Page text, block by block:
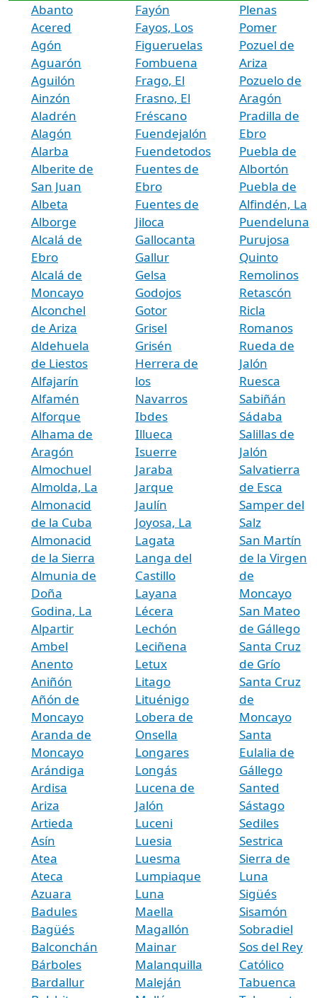
Abanto
Acered
Agón
Aguarón
Aguilón
Ainzón
Aladrén
Alagón
Alarba
Alberite de
San Juan
Albeta
Alborge
Alcalá de
Ebro
Alcalá de
Moncayo
Alconchel
de Ariza
Aldehuela
de Liestos
Alfajarín
Alfamén
Alforque
Alhama de
Aragón
Almochuel
Almolda, La
Almonacid
de la Cuba
Almonacid
de la Sierra
Almunia de
Doña
Godina, La
Alpartir
Ambel
Anento
Aniñón
Añón de
Moncayo
Aranda de
Moncayo
Arándiga
Ardisa
Ariza
Artieda
Asín
Atea
Ateca
Azuara
Badules
Bagüés
Balconchán
Bárboles
Bardallur
Fayón
Fayos, Los
Figueruelas
Fombuena
Frago, El
Frasno, El
Fréscano
Fuendejalón
Fuendetodos
Fuentes de
Ebro
Fuentes de
Jiloca
Gallocanta
Gallur
Gelsa
Godojos
Gotor
Grisel
Grisén
Herrera de
los
Navarros
Ibdes
Illueca
Isuerre
Jaraba
Jarque
Jaulín
Joyosa, La
Lagata
Langa del
Castillo
Layana
Lécera
Lechón
Leciñena
Letux
Litago
Lituénigo
Lobera de
Onsella
Longares
Longás
Lucena de
Jalón
Luceni
Luesia
Luesma
Lumpiaque
Luna
Maella
Magallón
Mainar
Malanquilla
Maleján
Plenas
Pomer
Pozuel de
Ariza
Pozuelo de
Aragón
Pradilla de
Ebro
Puebla de
Albortón
Puebla de
Alfindén, La
Puendeluna
Purujosa
Quinto
Remolinos
Retascón
Ricla
Romanos
Rueda de
Jalón
Ruesca
Sabiñán
Sádaba
Salillas de
Jalón
Salvatierra
de Esca
Samper del
Salz
San Martín
de la Virgen
de
Moncayo
San Mateo
de Gállego
Santa Cruz
de Grío
Santa Cruz
de
Moncayo
Santa
Eulalia de
Gállego
Santed
Sástago
Sediles
Sestrica
Sierra de
Luna
Sigüés
Sisamón
Sobradiel
Sos del Rey
Católico
Tabuenca